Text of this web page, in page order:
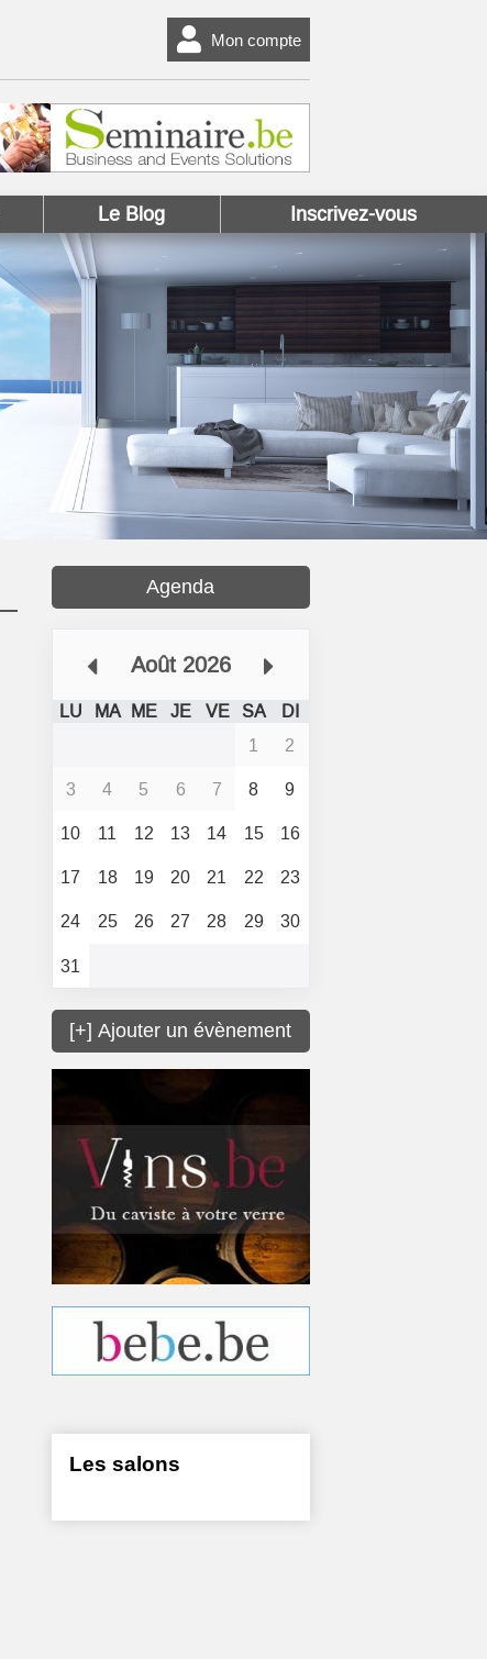
Mon compte
Le Blog Inscrivez-vous
Agenda
Août 2026
LU MA ME JE VE SA
DI
1
2
3
4 5 6 7 8
9
10
11 12 13 14 15
16
17
18 19 20 21 22
23
24
25 26 27 28 29
30
31
[+] Ajouter un évènement
Les salons